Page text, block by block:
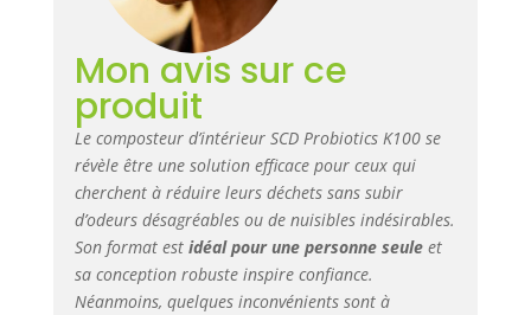
Mon avis sur ce
produit
Le composteur d’intérieur SCD Probiotics K100 se
révèle être une solution efficace pour ceux qui
cherchent à réduire leurs déchets sans subir
d’odeurs désagréables ou de nuisibles indésirables.
Son format est idéal pour une personne seuleet
sa conception robuste inspire confiance.
Néanmoins, quelques inconvénients sont à